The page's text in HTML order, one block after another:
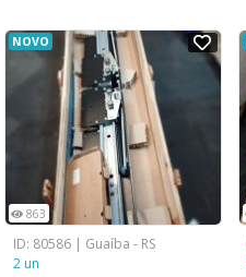
NOVO
863
ID: 80586 | Guaíba - RS
2 un